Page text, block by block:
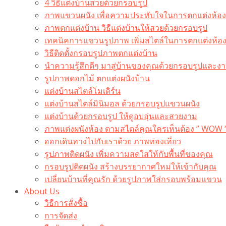
4 วิธีแต่งบ้านสวยด้วยกรอบรูป
ภาพแขวนผนัง เพื่อความประทับใจในการตกแต่งห้อง
ภาพตกแต่งบ้าน วิธีแต่งบ้านให้สวยด้วยกรอบรูป
เทคนิคการแขวนรูปภาพ เพิ่มสไตล์ในการตกแต่งห้อง
วิธีติดตั้งกรอบรูปภาพตกแต่งบ้าน
นำความรู้สึกดีๆ มาสู่บ้านของคุณด้วยกรอบรูปและง
รูปภาพดอกไม้ ตกแต่งผนังบ้าน
แต่งบ้านสไตล์โมเดิร์น
แต่งบ้านสไตล์มินิมอล ด้วยกรอบรูปแขวนผนัง
แต่งบ้านด้วยกรอบรูป ให้ดูอบอุ่นและสวยงาม
ภาพแต่งผนังห้อง ตามสไตล์คุณใครเห็นต้อง ” WOW
ออกเดินทางไปกับเราด้วย ภาพท่องเที่ยว
รูปภาพติดผนัง เพิ่มความสดใสให้กับพื้นที่ของคุณ
กรอบรูปติดผนัง สร้างบรรยากาศใหม่ให้เข้ากับคุณ
เปลี่ยนบ้านที่คุณรัก ด้วยรูปภาพใส่กรอบพร้อมแขวน​
About Us
วิธีการสั่งซื้อ
การจัดส่ง